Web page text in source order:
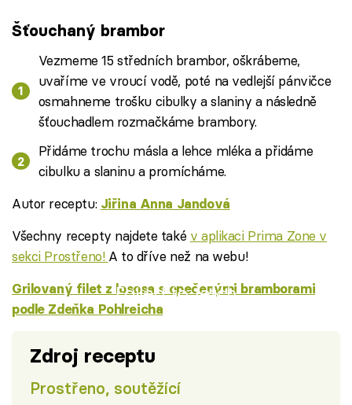
Šťouchaný brambor
Vezmeme 15 středních brambor, oškrábeme,
uvaříme ve vroucí vodě, poté na vedlejší pánvičce
osmahneme trošku cibulky a slaniny a následně
šťouchadlem rozmačkáme brambory.
Přidáme trochu másla a lehce mléka a přidáme
cibulku a slaninu a promícháme.
Autor receptu: Jiřina Anna Jandová
Všechny recepty najdete také v aplikaci Prima Zone v
sekci Prostřeno! A to dříve než na webu!
Failed to fetch
Grilovaný filet z lososa s opečenými bramborami
podle Zdeňka Pohlreicha
Zdroj receptu
Prostřeno, soutěžící